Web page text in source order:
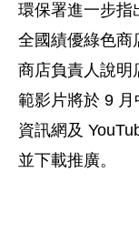
環保署進一步指
全國績優綠色商
商店負責人說明
範影片將於 9
資訊網及
並下載推廣。